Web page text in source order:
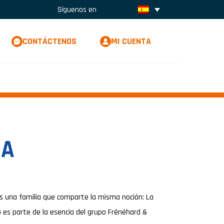
Síguenos en
CONTÁCTENOS MI CUENTA
una familia que comparte la misma noción: La
parte de la esencia del grupo Frénéhard &